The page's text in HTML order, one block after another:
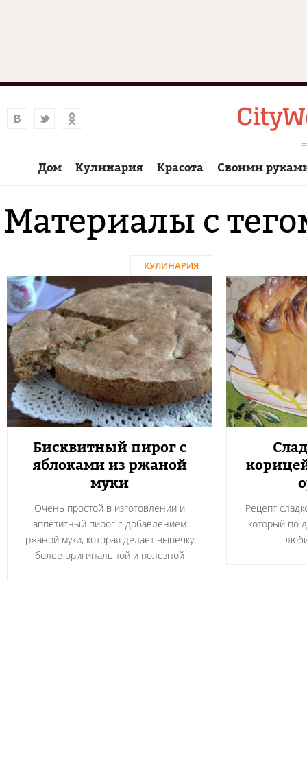
Дом Кулинария Красота Своими
Материалы с
КУЛИНАРИЯ
Бисквитный пирог с
яблоками из ржаной
муки
Очень простой в изготовлении и
аппетитный пирог с добавлением
ржаной муки, которая делает выпечку
более оригинальной и полезной
Рецепт
который по
Страницы